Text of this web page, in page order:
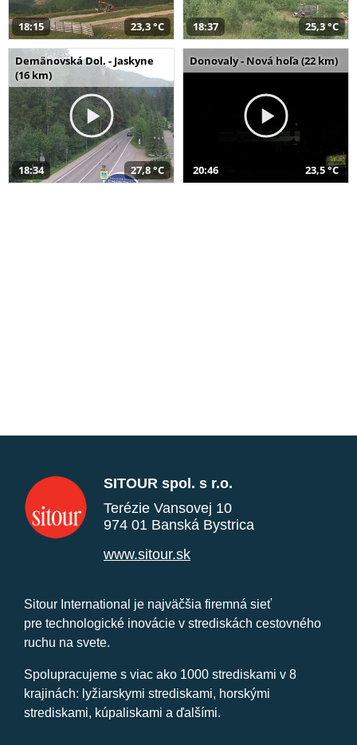
18:15 23,3 °C 18:37 25,3 °C
Demänovská Dol. - Jaskyne
(16 km)
18:34 27,8 °C
Donovaly - Nová hoľa (22 km)
20:46 23,5 °C
SITOUR spol. s r.o.
Terézie Vansovej 10
974 01 Banská Bystrica
www.sitour.sk
Sitour International je najväčšia firemná sieť
pre technologické inovácie v strediskách cestovného
ruchu na svete.
Spolupracujeme s viac ako 1000 strediskami v 8
krajinách: lyžiarskymi strediskami, horskými
strediskami, kúpaliskami a ďalšími.